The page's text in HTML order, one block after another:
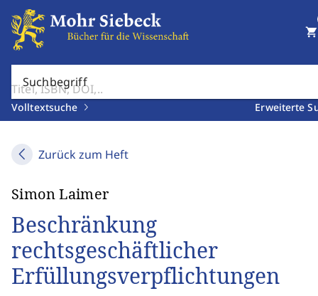
Suchbegriff
Volltextsuche Erweiterte
shopping_cart
Zurück zum Heft
Simon Laimer
Beschränkung
rechtsgeschäftlicher
Erfüllungsverpflichtungen